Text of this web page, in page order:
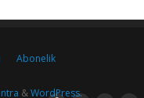
Abonelik
&WordPress.